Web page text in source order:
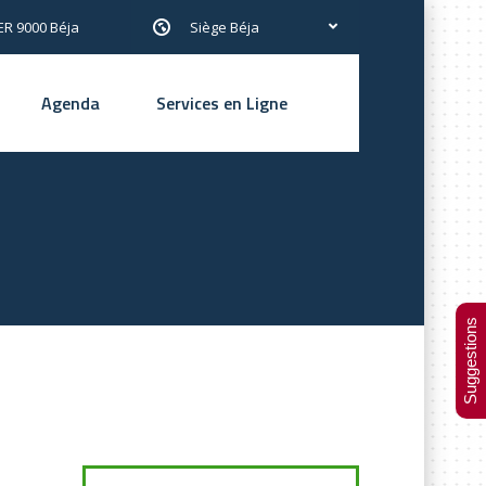
Siège Béja
9000 Béja
Agenda Services en Ligne
Suggestions